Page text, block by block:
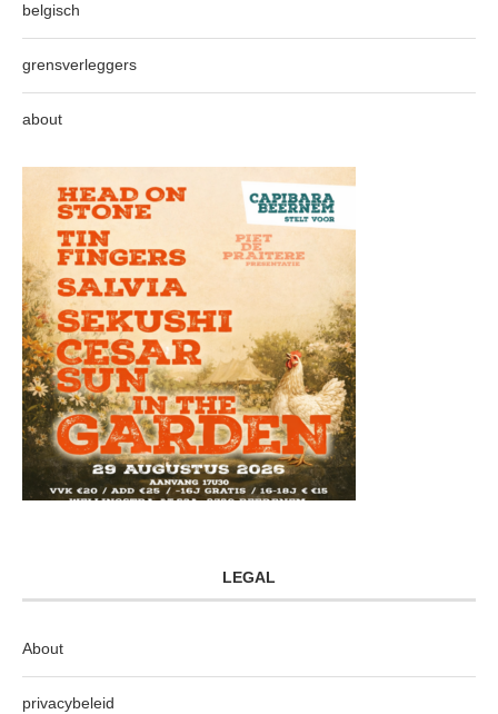
belgisch
grensverleggers
about
LEGAL
About
privacybeleid